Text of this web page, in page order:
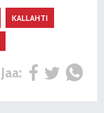
KALLAHTI
Jaa: